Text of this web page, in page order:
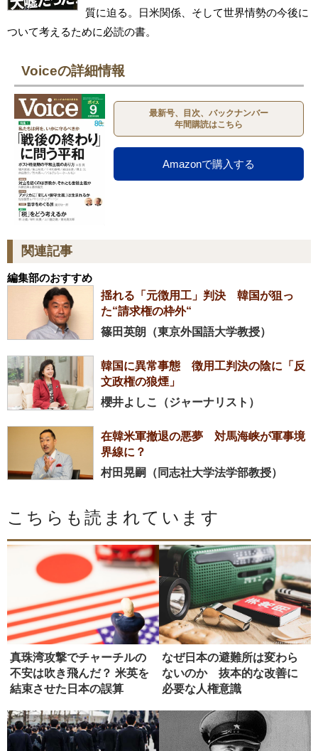
質に迫る。日米関係、そして世界情勢の今後に
ついて考えるために必読の書。
Voiceの詳細情報
最新号、目次、バックナンバー
年間購読はこちら
Amazonで購入する
関連記事
編集部のおすすめ
揺れる「元徴用工」判決 韓国が狙っ
た“請求権の枠外“
篠田英朗（東京外国語大学教授）
韓国に異常事態 徴用工判決の陰に「反
文政権の狼煙」
櫻井よしこ（ジャーナリスト）
在韓米軍撤退の悪夢 対馬海峡が軍事境
界線に？
村田晃嗣（同志社大学法学部教授）
こちらも読まれています
真珠湾攻撃でチャーチルの
不安は吹き飛んだ？ 米英を
結束させた日本の誤算
なぜ日本の避難所は変わら
ないのか 抜本的な改善に
必要な人権意識